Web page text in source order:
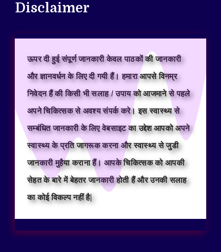
Disclaimer
ऊपर दी हुई संपूर्ण जानकारी केवल पाठकों की जानकारी
और ज्ञानवर्धन के लिए दी गयी हैं। हमारा आपसे विनम्र
निवेदन हैं की किसी भी सलाह / उपाय को आजमाने से पहले
अपने चिकित्सक से अवश्य संपर्क करे। इस स्वास्थ्य से
सम्बंधित जानकारी के लिए वेबसाइट का उद्देश आपको अपने
स्वास्थ्य के प्रति जागरूक करना और स्वास्थ्य से जुडी
जानकारी मुहैया कराना हैं। आपके चिकित्सक को आपकी
सेहत के बारे में बेहतर जानकारी होती हैं और उनकी सलाह
का कोई विकल्प नहीं है|